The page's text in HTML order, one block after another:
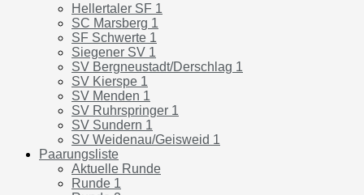
Hellertaler SF 1
SC Marsberg 1
SF Schwerte 1
Siegener SV 1
SV Bergneustadt/Derschlag 1
SV Kierspe 1
SV Menden 1
SV Ruhrspringer 1
SV Sundern 1
SV Weidenau/Geisweid 1
Paarungsliste
Aktuelle Runde
Runde 1